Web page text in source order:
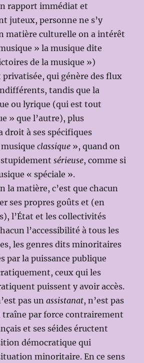
rapport immédiat et
juteux, personne ne s’y
matière culturelle on a intérêt
» la musique dite
de la musique »)
qui génère des flux
tandis que la
ou lyrique (qui est tout
» que l’autre), plus
droit à ses spécifiques
musiqueclassique », quand on
stupidementsérieuse, comme si
« spéciale ».
la matière, c’est que chacun
ses propres goûts et (en
l’État et les collectivités
l’accessibilité à tous les
les genres dits minoritaires
par la puissance publique
ceux qui les
puissent y avoir accès.
pas unassistanat, n’est pas
traîne par force contrairement
et ses séides éructent
démocratique qui
minoritaire. En ce sens